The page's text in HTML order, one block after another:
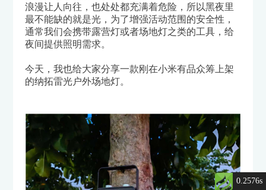
浪漫让人向往，也处处都充满着危险，所以黑夜里
最不能缺的就是光，为了增强活动范围的安全性，
通常我们会携带露营灯或者场地灯之类的工具，给
夜间提供照明需求。
今天，我也给大家分享一款刚在小米有品众筹上架
的纳拓雷光户外场地灯。
0.2576s